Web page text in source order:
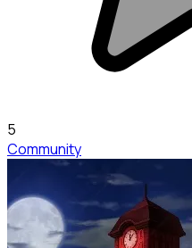
5
Community